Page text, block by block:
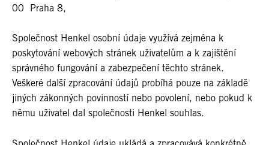
00 Praha 8,
Společnost Henkel osobní údaje využívá zejména k
poskytování webových stránek uživatelům a k zajištění
správného fungování a zabezpečení těchto stránek.
Veškeré další zpracování údajů probíhá pouze na základě
jiných zákonných povinností nebo povolení, nebo pokud k
němu uživatel dal společnosti Henkel souhlas.